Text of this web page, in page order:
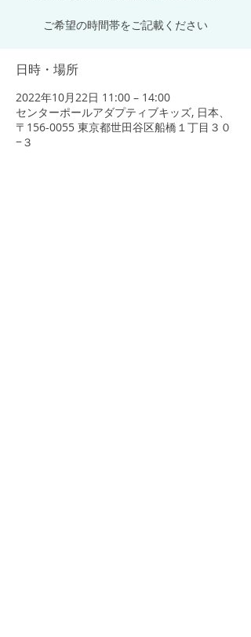
ご希望の時間帯をご記載ください
日時・場所
2022年10月22日 11:00 – 14:00
センターポールアダプティブキッズ, 日本、
〒156-0055 東京都世田谷区船橋１丁目３０
−３